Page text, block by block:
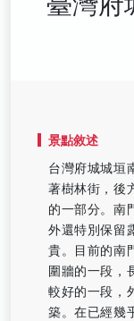
景點敘述
台灣府城城垣
著樹林街，後
的一部分。南
外還特別保留
貴。目前的南
圍牆的一段，
較好的一段，
築。在已經幾